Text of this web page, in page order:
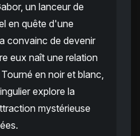
un lanceur de
en quête d'une
convainc de devenir
eux naît une relation
en noir et blanc,
explore la
mystérieuse